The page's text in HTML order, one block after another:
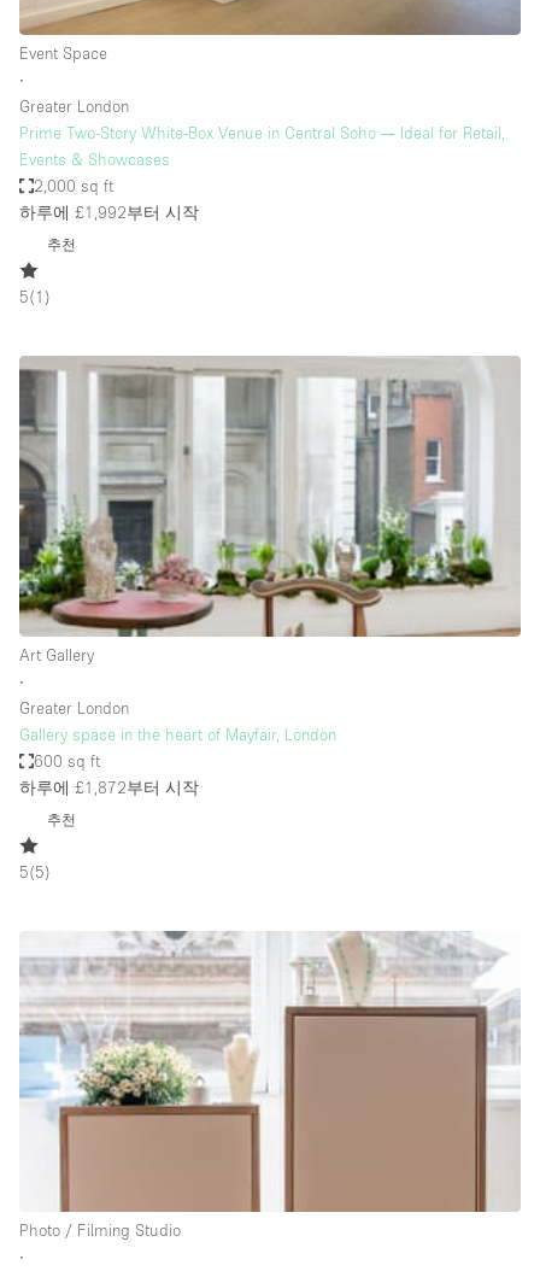
Art Gallery
Atelier / Workshop Studio
Boat
Container
Creative Space
Event Space
Fair / Festival
Hall
Lobby Space
Mall Shop
Mansion / House
Office Space
Other
Salon
Shop Share
Stall / Market Stall
Truck
Unique Space
공간 기능
Event Space
∙
Greater London
Prime Two-Story White-Box Venue in Central Soho — Ideal for Retail,
Events & Showcases
2,000 sq ft
하루에 £1,992부터 시작
추천
5(1 )
Art Gallery
∙
Greater London
Gallery space in the heart of Mayfair, London
600 sq ft
하루에 £1,872부터 시작
추천
5(5)
Photo / Filming Studio
∙